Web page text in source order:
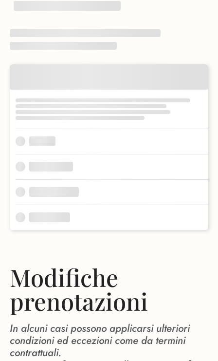
Modifiche
prenotazioni
In alcuni casi possono applicarsi ulteriori
condizioni ed eccezioni come da termini
contrattuali.